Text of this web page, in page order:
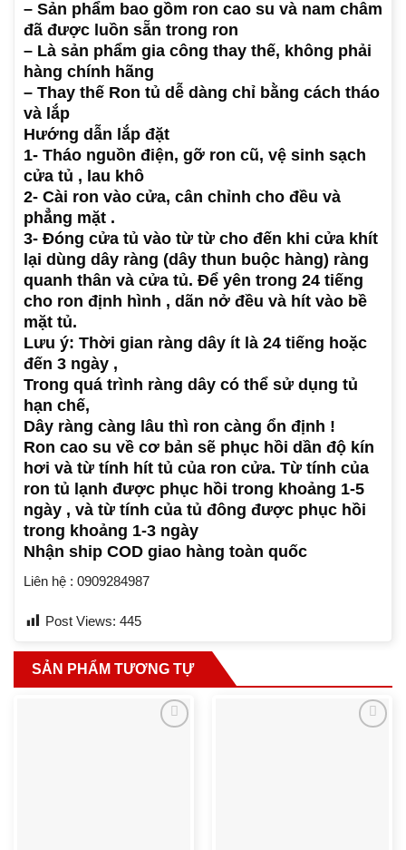
– Sản phẩm bao gồm ron cao su và nam châm
đã được luồn sẵn trong ron
– Là sản phẩm gia công thay thế, không phải
hàng chính hãng
– Thay thế Ron tủ dễ dàng chỉ bằng cách tháo
và lắp
Hướng dẫn lắp đặt
1- Tháo nguồn điện, gỡ ron cũ, vệ sinh sạch
cửa tủ , lau khô
2- Cài ron vào cửa, cân chỉnh cho đều và
phẳng mặt .
3- Đóng cửa tủ vào từ từ cho đến khi cửa khít
lại dùng dây ràng (dây thun buộc hàng) ràng
quanh thân và cửa tủ. Để yên trong 24 tiếng
cho ron định hình , dãn nở đều và hít vào bề
mặt tủ.
Lưu ý: Thời gian ràng dây ít là 24 tiếng hoặc
đến 3 ngày ,
Trong quá trình ràng dây có thể sử dụng tủ
hạn chế,
Dây ràng càng lâu thì ron càng ổn định !
Ron cao su về cơ bản sẽ phục hồi dần độ kín
hơi và từ tính hít tủ của ron cửa. Từ tính của
ron tủ lạnh được phục hồi trong khoảng 1-5
ngày , và từ tính của tủ đông được phục hồi
trong khoảng 1-3 ngày
Nhận ship COD giao hàng toàn quốc
Liên hệ : 0909284987
Post Views: 445
SẢN PHẨM TƯƠNG TỰ